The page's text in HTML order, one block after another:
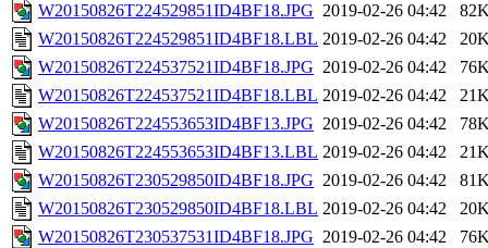
W20150826T224529851ID4BF18.JPG 2019-02-26 04:42
W20150826T224529851ID4BF18.LBL 2019-02-26 04:42
W20150826T224537521ID4BF18.JPG 2019-02-26 04:42
W20150826T224537521ID4BF18.LBL 2019-02-26 04:42
W20150826T224553653ID4BF13.JPG 2019-02-26 04:42
W20150826T224553653ID4BF13.LBL 2019-02-26 04:42
W20150826T230529850ID4BF18.JPG 2019-02-26 04:42
W20150826T230529850ID4BF18.LBL 2019-02-26 04:42
W20150826T230537531ID4BF18.JPG 2019-02-26 04:42